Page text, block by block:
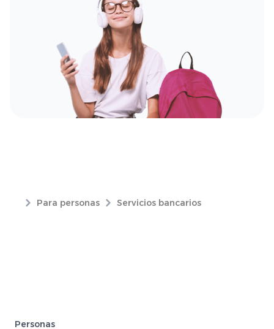
Para personas Servicios bancarios
Personas